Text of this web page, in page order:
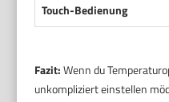
Touch-Bedienung
Fazit:Wenn du
unkompliziert einstellen